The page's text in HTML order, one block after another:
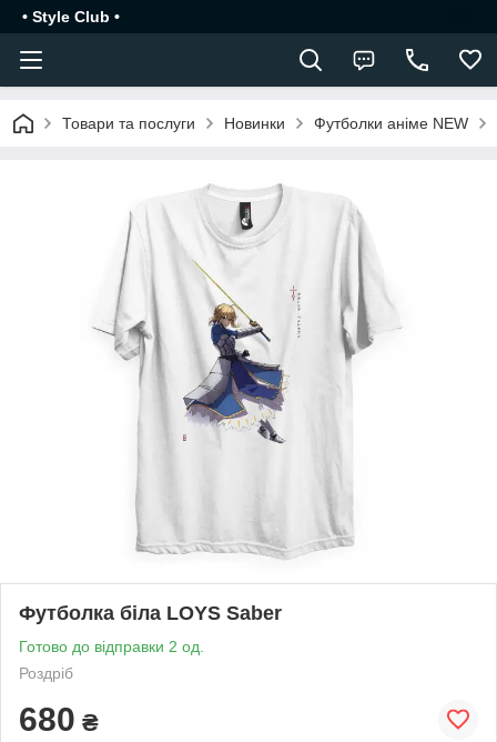
• Style Club •
Товари та послуги Новинки Футболки аніме NEW
Футболка біла LOYS Saber
Готово до відправки 2 од.
Роздріб
680 ₴